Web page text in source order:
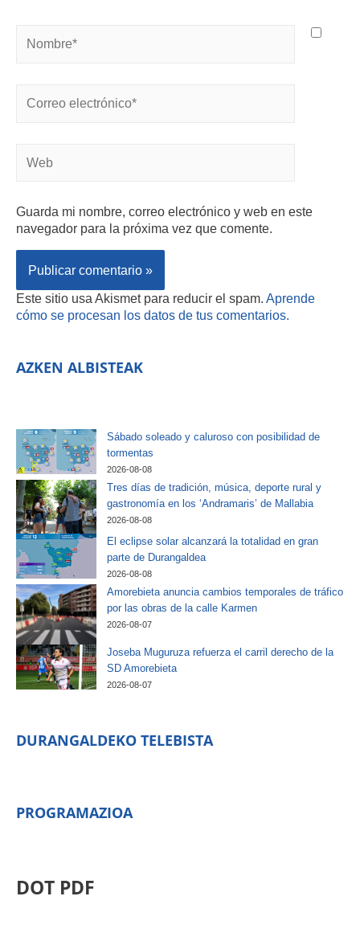
Guarda mi nombre, correo electrónico y web en este
navegador para la próxima vez que comente.
Este sitio usa Akismet para reducir el spam. Aprende
cómo se procesan los datos de tus comentarios.
AZKEN ALBISTEAK
Sábado soleado y caluroso con posibilidad de
tormentas
2026-08-08
Tres días de tradición, música, deporte rural y
gastronomía en los ‘Andramaris’ de Mallabia
2026-08-08
El eclipse solar alcanzará la totalidad en gran
parte de Durangaldea
2026-08-08
Amorebieta anuncia cambios temporales de tráfico
por las obras de la calle Karmen
2026-08-07
Joseba Muguruza refuerza el carril derecho de la
SD Amorebieta
2026-08-07
DURANGALDEKO TELEBISTA
PROGRAMAZIOA
DOT PDF